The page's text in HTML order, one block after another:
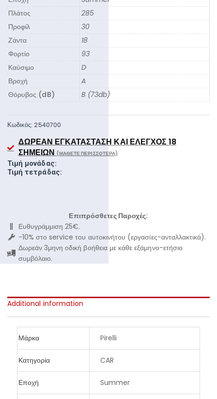
Πλάτος
285
Προφίλ
30
Ζάντα
18
Φορτίο
93
Καύσιμο
D
Βροχή
A
Θόρυβος (dB)
B (73db)
Κωδικός:2540700
ΔΩΡΕΆΝ ΕΓΚΑΤΆΣΤΑΣΗ ΚΑΙ ΈΛΕΓΧΟΣ 18
ΣΗΜΕΊΩΝ (ΜΆΘΕΤΕ ΠΕΡΙΣΣΌΤΕΡΑ)
Τιμή μονάδας:
Τιμή τετράδας:
Επιπρόσθετες Παροχές:
Ευθυγράμμιση 25€.
-10% στο service του αυτοκινήτου (εργασίες-ανταλλακτικά).
Δωρεάν 3μηνη οδική βοήθεια με κάθε εξάμηνο-ετήσιο
συμβόλαιο.
Additional information
Μάρκα Pirelli
Κατηγορία CAR
Εποχή Summer